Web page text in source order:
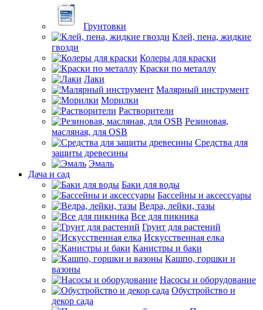
Грунтовки
Клей, пена, жидкие
гвозди
Колеры для краски
Краски по металлу
Лаки
Малярный инструмент
Морилки
Растворители
Резиновая,
масляная, для OSB
Средства для
защиты древесины
Эмаль
Дача и сад
Баки для воды
Бассейны и аксессуары
Ведра, лейки, тазы
Все для пикника
Грунт для растений
Искусственная елка
Канистры и баки
Кашпо, горшки и
вазоны
Насосы и оборудование
Обустройство и
декор сада